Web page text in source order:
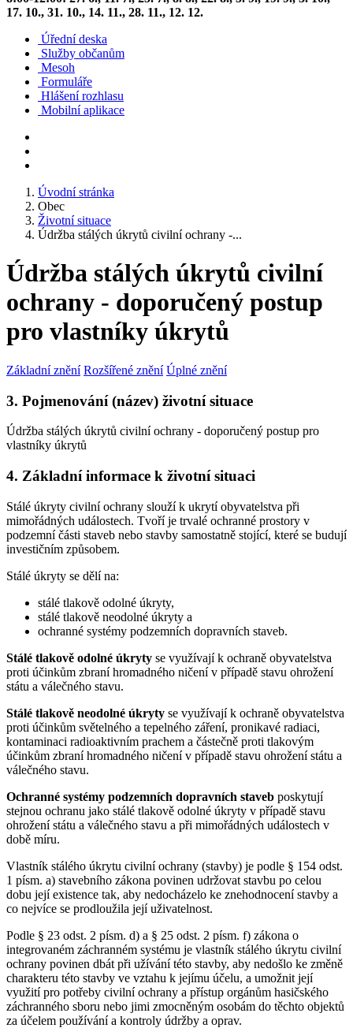
17. 10., 31. 10., 14. 11., 28. 11., 12. 12.
Úřední deska
Služby občanům
Mesoh
Formuláře
Hlášení rozhlasu
Mobilní aplikace
Úvodní stránka
Obec
Životní situace
Údržba stálých úkrytů civilní ochrany -...
Údržba stálých úkrytů civilní
ochrany - doporučený postup
pro vlastníky úkrytů
Základní znění Rozšířené znění Úplné znění
3. Pojmenování (název) životní situace
Údržba stálých úkrytů civilní ochrany - doporučený postup pro
vlastníky úkrytů
4. Základní informace k životní situaci
Stálé úkryty civilní ochrany slouží k ukrytí obyvatelstva při
mimořádných událostech. Tvoří je trvalé ochranné prostory v
podzemní části staveb nebo stavby samostatně stojící, které se budují
investičním způsobem.
Stálé úkryty se dělí na:
stálé tlakově odolné úkryty,
stálé tlakově neodolné úkryty a
ochranné systémy podzemních dopravních staveb.
Stálé tlakově odolné úkryty se využívají k ochraně obyvatelstva
proti účinkům zbraní hromadného ničení v případě stavu ohrožení
státu a válečného stavu.
Stálé tlakově neodolné úkryty se využívají k ochraně obyvatelstva
proti účinkům světelného a tepelného záření, pronikavé radiaci,
kontaminaci radioaktivním prachem a částečně proti tlakovým
účinkům zbraní hromadného ničení v případě stavu ohrožení státu a
válečného stavu.
Ochranné systémy podzemních dopravních staveb poskytují
stejnou ochranu jako stálé tlakově odolné úkryty v případě stavu
ohrožení státu a válečného stavu a při mimořádných událostech v
době míru.
Vlastník stálého úkrytu civilní ochrany (stavby) je podle § 154 odst.
1 písm. a) stavebního zákona povinen udržovat stavbu po celou
dobu její existence tak, aby nedocházelo ke znehodnocení stavby a
co nejvíce se prodloužila její uživatelnost.
Podle § 23 odst. 2 písm. d) a § 25 odst. 2 písm. f) zákona o
integrovaném záchranném systému je vlastník stálého úkrytu civilní
ochrany povinen dbát při užívání této stavby, aby nedošlo ke změně
charakteru této stavby ve vztahu k jejímu účelu, a umožnit její
využití pro potřeby civilní ochrany a přístup orgánům hasičského
záchranného sboru nebo jimi zmocněným osobám do těchto objektů
za účelem používání a kontroly údržby a oprav.